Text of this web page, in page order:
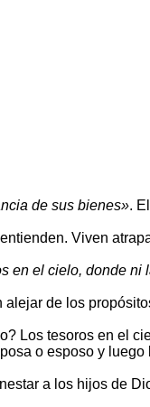
de sus bienes».
Viven
en el cielo, donde ni
de los
Los tesoros en el
o esposo y
a los hijos de